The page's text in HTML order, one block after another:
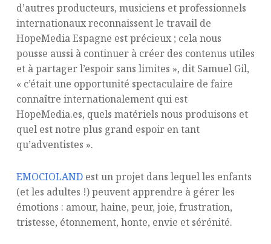
d’autres producteurs, musiciens et professionnels
internationaux reconnaissent le travail de
HopeMedia Espagne est précieux ; cela nous
pousse aussi à continuer à créer des contenus utiles
et à partager l’espoir sans limites », dit Samuel Gil,
« c’était une opportunité spectaculaire de faire
connaître internationalement qui est
HopeMedia.es, quels matériels nous produisons et
quel est notre plus grand espoir en tant
qu’adventistes ».
EMOCIOLANDest un projet dans lequel les enfants
(et les adultes !) peuvent apprendre à gérer les
émotions : amour, haine, peur, joie, frustration,
tristesse, étonnement, honte, envie et sérénité.